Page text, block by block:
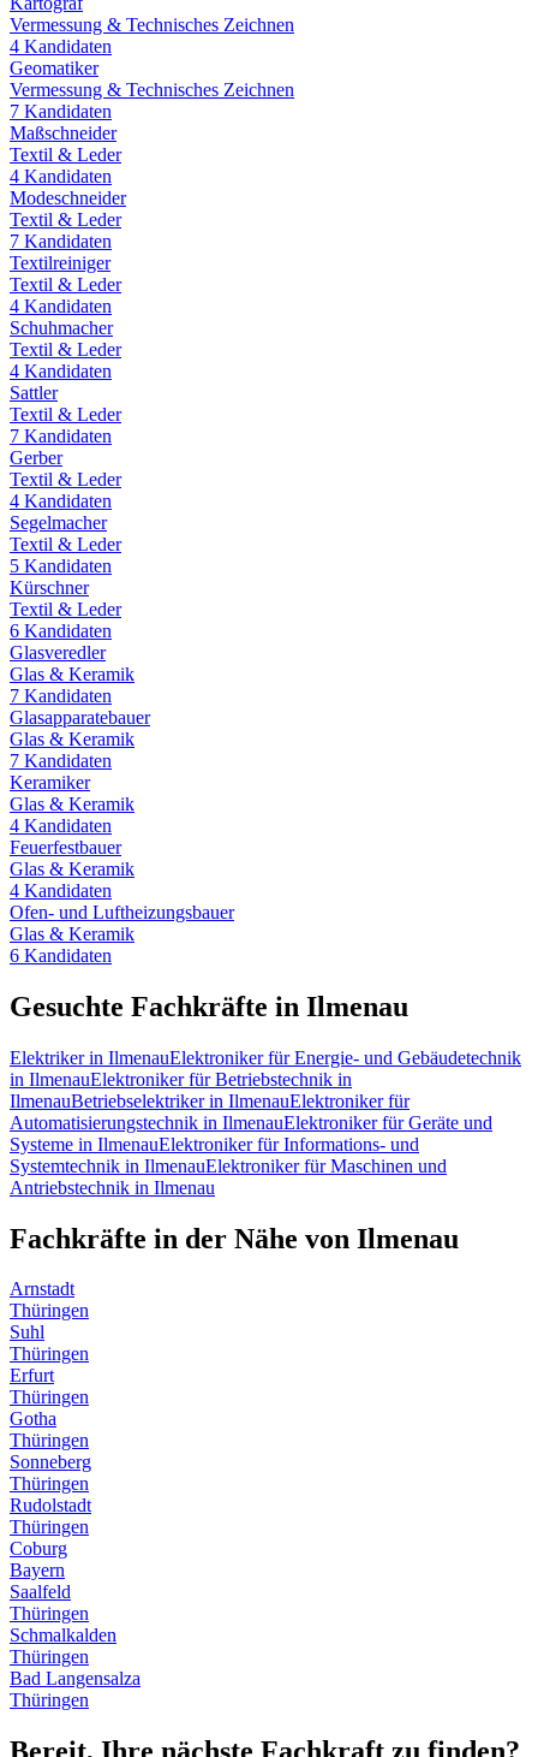
Vermessung & Technisches Zeichnen
4 Kandidaten
Geomatiker
Vermessung & Technisches Zeichnen
7 Kandidaten
Maßschneider
Textil & Leder
4 Kandidaten
Modeschneider
Textil & Leder
7 Kandidaten
Textilreiniger
Textil & Leder
4 Kandidaten
Schuhmacher
Textil & Leder
4 Kandidaten
Sattler
Textil & Leder
7 Kandidaten
Gerber
Textil & Leder
4 Kandidaten
Segelmacher
Textil & Leder
5 Kandidaten
Kürschner
Textil & Leder
6 Kandidaten
Glasveredler
Glas & Keramik
7 Kandidaten
Glasapparatebauer
Glas & Keramik
7 Kandidaten
Keramiker
Glas & Keramik
4 Kandidaten
Feuerfestbauer
Glas & Keramik
4 Kandidaten
Ofen- und Luftheizungsbauer
Glas & Keramik
6 Kandidaten
Gesuchte Fachkräfte in Ilmenau
Elektrikerin IlmenauElektroniker für Energie- und Gebäudetechnik
in IlmenauElektroniker für Betriebstechnik in
IlmenauBetriebselektrikerin IlmenauElektroniker für
Automatisierungstechnik in IlmenauElektroniker für Geräte und
Systeme in IlmenauElektroniker für Informations- und
Systemtechnik in IlmenauElektroniker für Maschinen und
Antriebstechnik in Ilmenau
Fachkräfte in der Nähe von Ilmenau
Arnstadt
Thüringen
Suhl
Thüringen
Erfurt
Thüringen
Gotha
Thüringen
Sonneberg
Thüringen
Rudolstadt
Thüringen
Coburg
Bayern
Saalfeld
Thüringen
Schmalkalden
Thüringen
Bad Langensalza
Thüringen